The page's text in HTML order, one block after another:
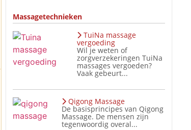
Massagetechnieken
TuiNa massage
vergoeding
Wil je weten of
zorgverzekeringen TuiNa
massages vergoeden?
Vaak gebeurt...
Qigong Massage
De basisprincipes van Qigong
Massage. De mensen zijn
tegenwoordig overal...